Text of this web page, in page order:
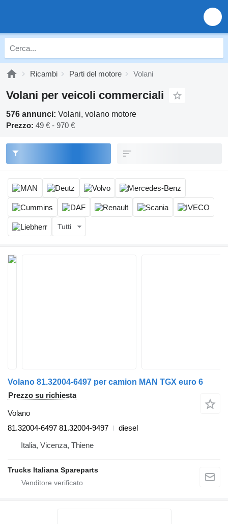
Ricambi Parti del motore Volani
Volani per veicoli commerciali
576 annunci: Volani, volano motore
Prezzo: 49 € - 970 €
Tutti
Volano 81.32004-6497 per camion MAN TGX euro 6
Prezzo su richiesta
Volano
81.32004-6497 81.32004-9497
diesel
Italia, Vicenza, Thiene
Trucks Italiana Spareparts